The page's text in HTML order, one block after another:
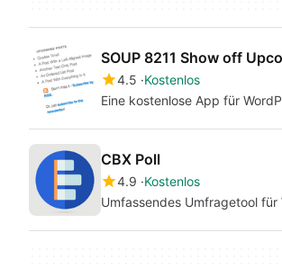
SOUP 8211 Show off
4.5 Kostenlos
Eine kostenlose App für
CBX Poll
4.9 Kostenlos
Umfassendes Umfragetool für